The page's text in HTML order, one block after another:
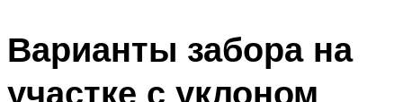
Варианты забора на
участке с уклоном